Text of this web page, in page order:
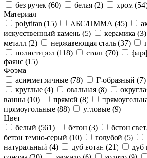
без ручек (60) белая (2) хром (54)
Материал
polytitan (15) АБС/ПММА (45)
искусственный камень (5) керамика (3)
металл (2) нержавеющая сталь (37)
полистирол (118) сталь (70)
фаянс (15)
Форма
асимметричные (78) Г-образный (7)
круглые (4) овальная (8)
ванны (10) прямой (8)
прямоугольные (88) угловые (9)
Цвет
белый (561) бетон (3) бетон
бетон темно-серый (10) голубой (5)
натуральный (4) дуб вотан (21) дуб